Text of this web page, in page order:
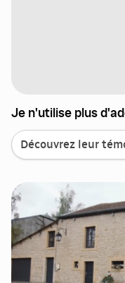
Je n'utilise plus
Découvrez leur